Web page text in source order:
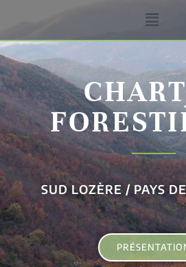
SUD LOZÈRE / PAYS